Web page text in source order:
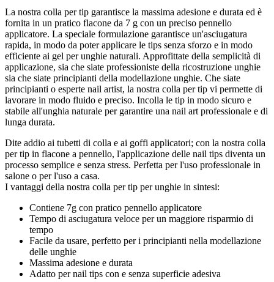
La nostra colla per tip garantisce la massima adesione e durata ed è
fornita in un pratico flacone da 7 g con un preciso pennello
applicatore. La speciale formulazione garantisce un'asciugatura
rapida, in modo da poter applicare le tips senza sforzo e in modo
efficiente ai gel per unghie naturali. Approfittate della semplicità di
applicazione, sia che siate professioniste della ricostruzione unghie
sia che siate principianti della modellazione unghie. Che siate
principianti o esperte nail artist, la nostra colla per tip vi permette di
lavorare in modo fluido e preciso. Incolla le tip in modo sicuro e
stabile all'unghia naturale per garantire una nail art professionale e di
lunga durata.
Dite addio ai tubetti di colla e ai goffi applicatori; con la nostra colla
per tip in flacone a pennello, l'applicazione delle nail tips diventa un
processo semplice e senza stress. Perfetta per l'uso professionale in
salone o per l'uso a casa.
I vantaggi della nostra colla per tip per unghie in sintesi:
Contiene 7g con pratico pennello applicatore
Tempo di asciugatura veloce per un maggiore risparmio di
tempo
Facile da usare, perfetto per i principianti nella modellazione
delle unghie
Massima adesione e durata
Adatto per nail tips con e senza superficie adesiva